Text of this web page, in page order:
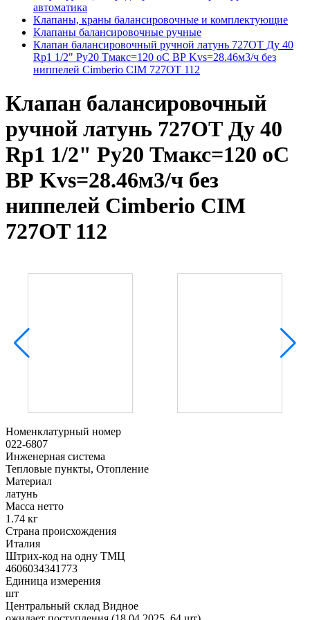
автоматика
Клапаны, краны балансировочные и комплектующие
Клапаны балансировочные ручные
Клапан балансировочный ручной латунь 727ОТ Ду 40
Rp1 1/2" Ру20 Тмакс=120 оС ВР Kvs=28.46м3/ч без
ниппелей Cimberio CIM 727OT 112
Клапан балансировочный
ручной латунь 727ОТ Ду 40
Rp1 1/2" Ру20 Тмакс=120 оС
ВР Kvs=28.46м3/ч без
ниппелей Cimberio CIM
727OT 112
Номенклатурный номер
022-6807
Инженерная система
Тепловые пункты, Отопление
Материал
латунь
Масса нетто
1.74 кг
Страна происхождения
Италия
Штрих-код на одну ТМЦ
4606034341773
Единица измерения
шт
Центральный склад Видное